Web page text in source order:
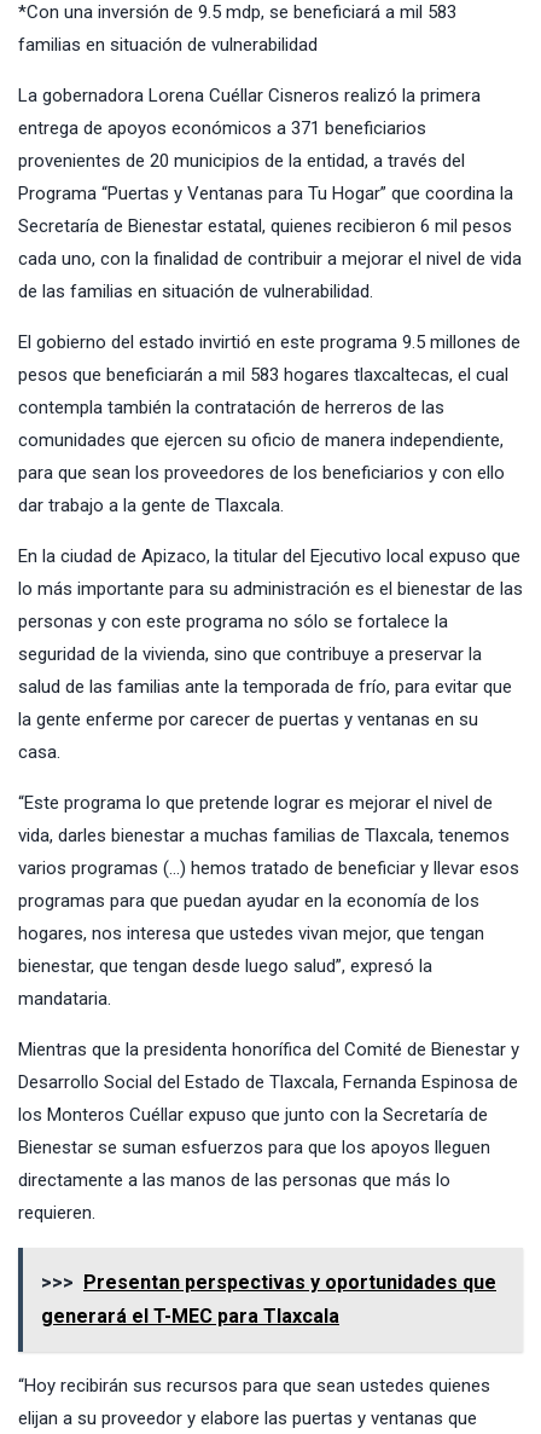
*Con una inversión de 9.5 mdp, se beneficiará a mil 583
familias en situación de vulnerabilidad
La gobernadora Lorena Cuéllar Cisneros realizó la primera
entrega de apoyos económicos a 371 beneficiarios
provenientes de 20 municipios de la entidad, a través del
Programa “Puertas y Ventanas para Tu Hogar” que coordina la
Secretaría de Bienestar estatal, quienes recibieron 6 mil pesos
cada uno, con la finalidad de contribuir a mejorar el nivel de vida
de las familias en situación de vulnerabilidad.
El gobierno del estado invirtió en este programa 9.5 millones de
pesos que beneficiarán a mil 583 hogares tlaxcaltecas, el cual
contempla también la contratación de herreros de las
comunidades que ejercen su oficio de manera independiente,
para que sean los proveedores de los beneficiarios y con ello
dar trabajo a la gente de Tlaxcala.
En la ciudad de Apizaco, la titular del Ejecutivo local expuso que
lo más importante para su administración es el bienestar de las
personas y con este programa no sólo se fortalece la
seguridad de la vivienda, sino que contribuye a preservar la
salud de las familias ante la temporada de frío, para evitar que
la gente enferme por carecer de puertas y ventanas en su
casa.
“Este programa lo que pretende lograr es mejorar el nivel de
vida, darles bienestar a muchas familias de Tlaxcala, tenemos
varios programas (…) hemos tratado de beneficiar y llevar esos
programas para que puedan ayudar en la economía de los
hogares, nos interesa que ustedes vivan mejor, que tengan
bienestar, que tengan desde luego salud”, expresó la
mandataria.
Mientras que la presidenta honorífica del Comité de Bienestar y
Desarrollo Social del Estado de Tlaxcala, Fernanda Espinosa de
los Monteros Cuéllar expuso que junto con la Secretaría de
Bienestar se suman esfuerzos para que los apoyos lleguen
directamente a las manos de las personas que más lo
requieren.
>>> Presentan perspectivas y oportunidades que
generará el T-MEC para Tlaxcala
“Hoy recibirán sus recursos para que sean ustedes quienes
elijan a su proveedor y elabore las puertas y ventanas que